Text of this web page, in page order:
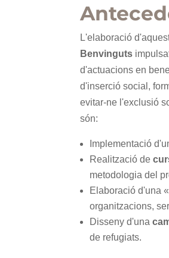
L'elaboració
Benvinguts
d'actuacions en
d'inserció social,
evitar-ne l'exclusió
són:
Implementació
Realització de
metodologia del
Elaboració d'una «
organitzacions,
Disseny d'una
de refugiats.